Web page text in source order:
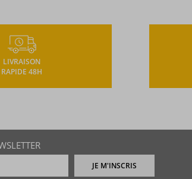
LIVRAISON
RAPIDE 48H
JE M'INSCRIS